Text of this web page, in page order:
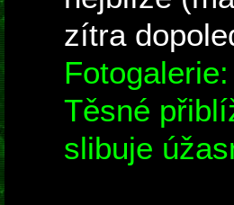
zítra
Těsné
slibuje